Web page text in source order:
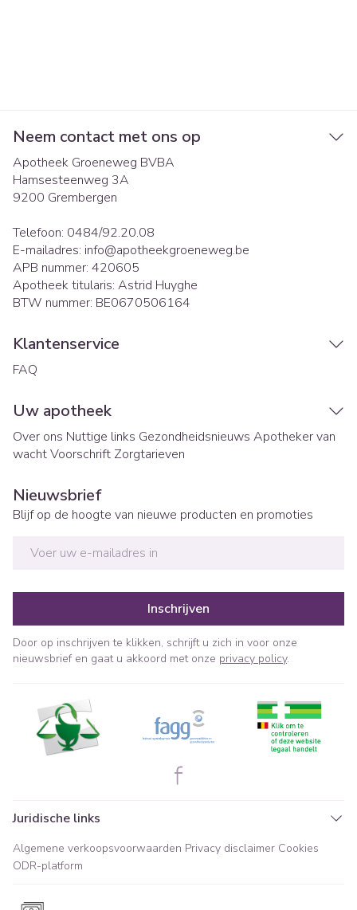
Neem contact met ons op
Apotheek Groeneweg BVBA
Hamsesteenweg 3A
9200 Grembergen
Telefoon: 0484/92.20.08
E-mailadres: info@apotheekgroeneweg.be
APB nummer: 420605
Apotheek titularis: Astrid Huyghe
BTW nummer: BE0670506164
Klantenservice
FAQ
Uw apotheek
Over ons Nuttige links Gezondheidsnieuws Apotheker van
wachtVoorschrift Zorgtarieven
Nieuwsbrief
Blijf op de hoogte van nieuwe producten en promoties
Inschrijven
Door op inschrijven te klikken, schrijft u zich in voor onze
nieuwsbrief en gaat u akkoord met onze privacy policy.
Juridische links
Algemene verkoopsvoorwaarden Privacy disclaimer Cookies
ODR-platform